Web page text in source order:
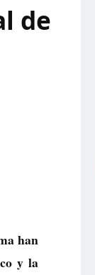
de
han
y la